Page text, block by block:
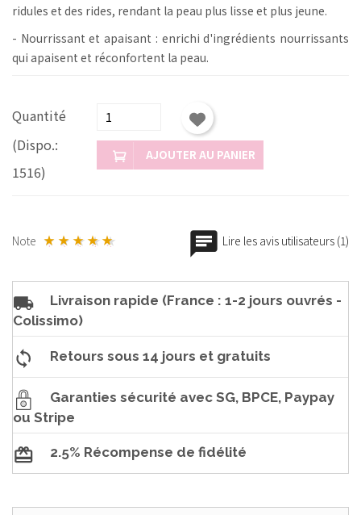
ridules et des rides, rendant la peau plus lisse et plus jeune.
- Nourrissant et apaisant : enrichi d'ingrédients nourrissants
qui apaisent et réconfortent la peau.
Quantité
(Dispo.:
1516)
AJOUTER AU PANIER
Note Lire les avis utilisateurs (1)
Livraison rapide (France : 1-2 jours ouvrés -
Colissimo)
Retours sous 14 jours et gratuits
Garanties sécurité avec SG, BPCE, Paypay
ou Stripe
2.5% Récompense de fidélité